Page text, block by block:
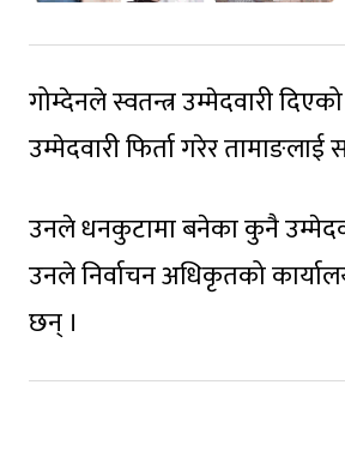
गोम्देनले स्वतन्त्र उम्मेदवारी
उम्मेदवारी फिर्ता गरेर
उनले धनकुटामा बनेका कुनै
उनले निर्वाचन अधिकृतको
छन् ।